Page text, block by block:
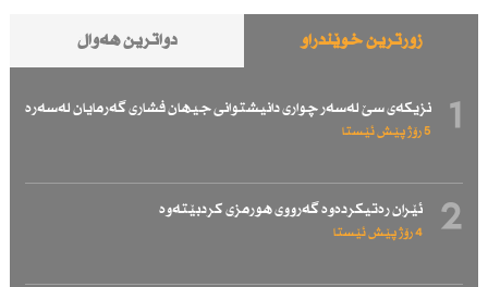
زۆرترین خوێندراو دواترین هەواڵ
1 نزیكەی سێ لەسەر چواری دانیشتوانی جیهان فشاری گەرمایان لەسەرە
5 رۆژ پێش ئێستا
2 ئێران رەتیكردەوە گەرووی هورمزی كردبێتەوە
4 رۆژ پێش ئێستا